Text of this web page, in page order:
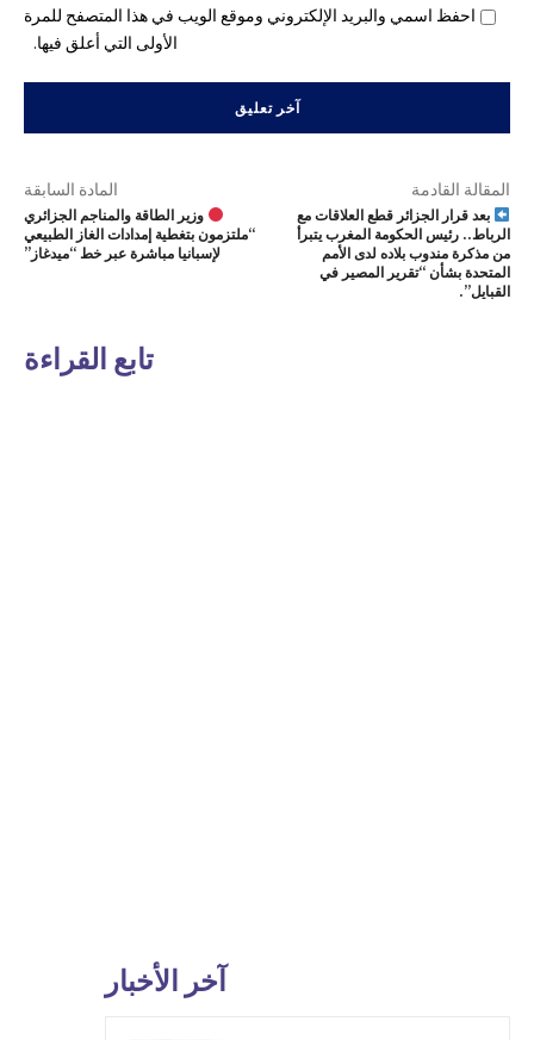
احفظ اسمي والبريد الإلكتروني وموقع الويب في هذا المتصفح للمرة
الأولى التي أعلق فيها.
المادة السابقة
وزير الطاقة والمناجم الجزائري
“ملتزمون بتغطية إمدادات الغاز الطبيعي
لإسبانيا مباشرة عبر خط “ميدغاز”
المقالة القادمة
بعد قرار الجزائر قطع العلاقات مع
الرباط.. رئيس الحكومة المغرب يتبرأ
من مذكرة مندوب بلاده لدى الأمم
المتحدة بشأن “تقرير المصير في
القبايل”.
تابع القراءة
آخر الأخبار